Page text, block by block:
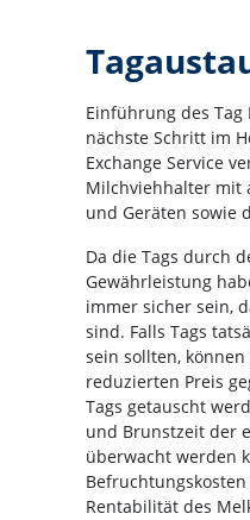
Einführung des Tag
nächste Schritt im
Exchange Service
Milchviehhalter mit
und Geräten sowie
Da die Tags durch
Gewährleistung
immer sicher sein,
sind. Falls Tags
sein sollten,
reduzierten Preis
Tags getauscht
und Brunstzeit der
überwacht werden
Rentabilität des